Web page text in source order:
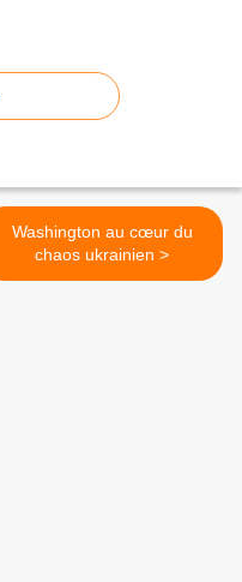
Washington au cœur du
chaos ukrainien >